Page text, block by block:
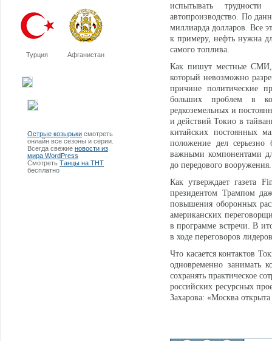
Турция Афганистан
Острые козырьки смотреть
онлайн все сезоны и серии.
Всегда свежие новости из
мира WordPress
Смотреть Танцы на ТНТ
бесплатно
испытывать
автопроизводство. По
миллиарда долларов. Все
к примеру, нефть нужна
самого топлива.
Как пишут местные СМИ,
который невозможно
причине политические
больших проблем в
редкоземельных и
и действий Токио в
китайских постоянных
положение дел серьезно
важными компонентами
до передового
Как утверждает газета
президентом Трампом
повышения оборонных
американских
в программе встречи. В
в ходе переговоров
Что касается контактов
одновременно
сохранять практическое
российских ресурсных
Захарова: «Москва